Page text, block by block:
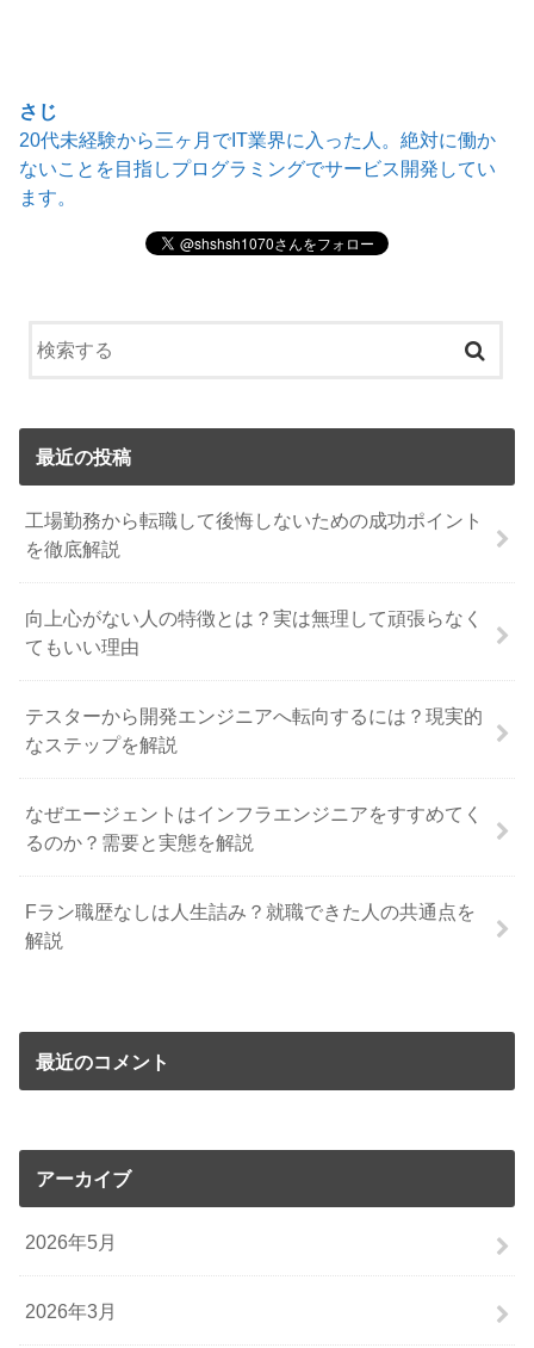
さじ
20代未経験から三ヶ月でIT業界に入った人。絶対に働か
ないことを目指しプログラミングでサービス開発してい
ます。
最近の投稿
工場勤務から転職して後悔しないための成功ポイント
を徹底解説
向上心がない人の特徴とは？実は無理して頑張らなく
てもいい理由
テスターから開発エンジニアへ転向するには？現実的
なステップを解説
なぜエージェントはインフラエンジニアをすすめてく
るのか？需要と実態を解説
Fラン職歴なしは人生詰み？就職できた人の共通点を
解説
最近のコメント
アーカイブ
2026年5月
2026年3月